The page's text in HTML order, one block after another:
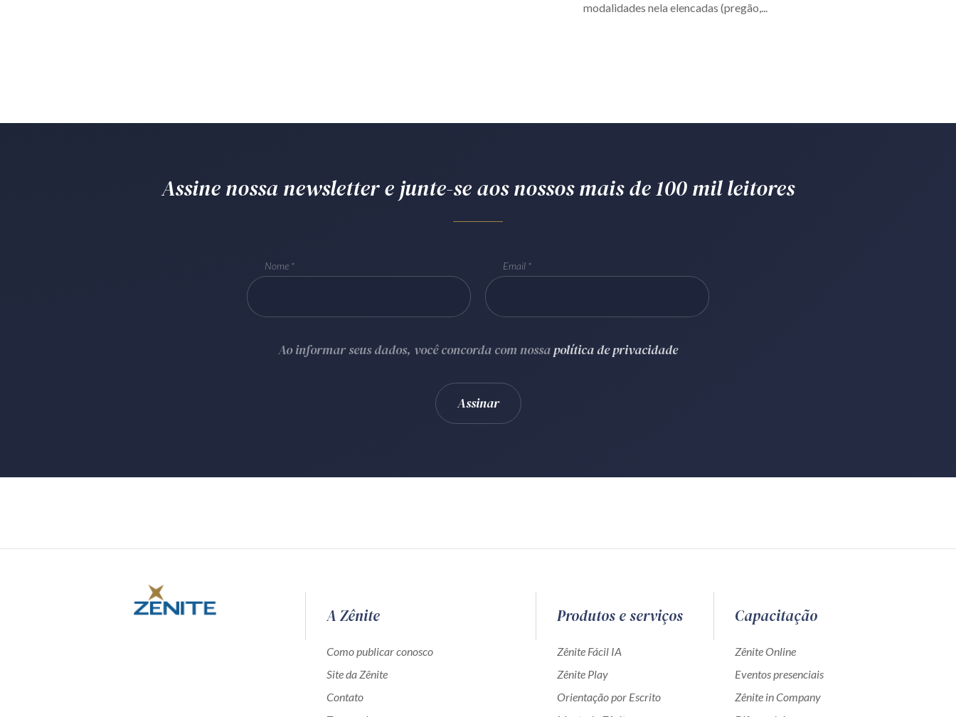
modalidades nela elencadas (pregão,...
Assine nossa newsletter e junte-se aos nossos mais de 100 mil leitores
Nome Email
Ao informar seus dados, você concorda com nossapolítica de privacidade
A Zênite
Como publicar conosco
Site da Zênite
Contato
Produtos e serviços
Zênite Fácil IA
Zênite Play
Orientação por Escrito
Capacitação
Zênite Online
Eventos presenciais
Zênite in Company